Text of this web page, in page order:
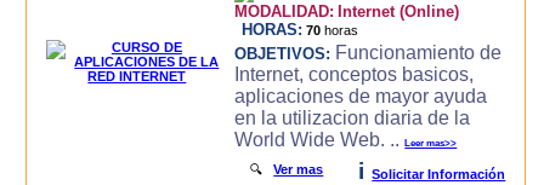
MODALIDAD: Internet (Online)
HORAS: 70 horas
OBJETIVOS: Funcionamiento de
Internet, conceptos basicos,
aplicaciones de mayor ayuda
en la utilizacion diaria de la
World Wide Web. ..Leer mas>>
🔍Ver mas i Solicitar Información